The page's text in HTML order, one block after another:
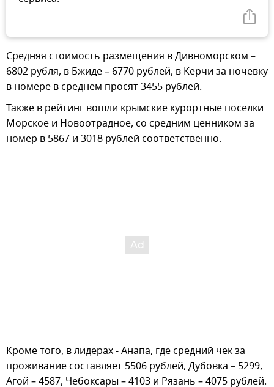
Средняя стоимость размещения в Дивноморском –
6802 рубля, в Бжиде – 6770 рублей, в Керчи за ночевку
в номере в среднем просят 3455 рублей.
Также в рейтинг вошли крымские курортные поселки
Морское и Новоотрадное, со средним ценником за
номер в 5867 и 3018 рублей соответственно.
Кроме того, в лидерах - Анапа, где средний чек за
проживание составляет 5506 рублей, Дубовка – 5299,
Агой – 4587, Чебоксары – 4103 и Рязань – 4075 рублей.